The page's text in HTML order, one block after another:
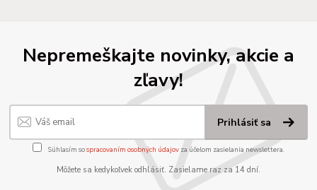
Nepremeškajte novinky, akcie a
zľavy!
Prihlásiť sa
Súhlasím sospracovaním osobných údajov za účelom zasielania newslettera.
Môžete sa kedykoľvek odhlásiť. Zasielame raz za 14 dní.